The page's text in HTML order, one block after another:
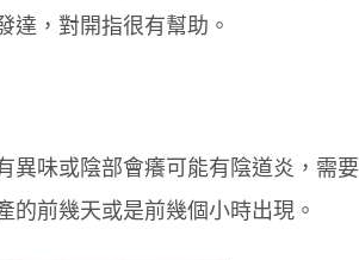
達，對開指很有幫助。
異味或陰部會癢可能有陰道炎，需要
前幾天或是前幾個小時出現。